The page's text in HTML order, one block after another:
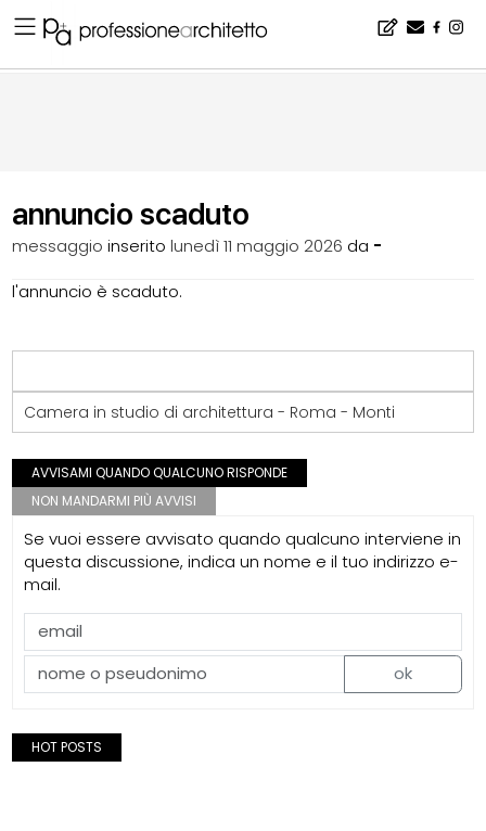
annuncio scaduto
messaggio inseritolunedì 11 maggio 2026 da -
l'annuncio è scaduto.
Camera in studio di architettura - Roma - Monti
AVVISAMI QUANDO QUALCUNO RISPONDE
NON MANDARMI PIÙ AVVISI
Se vuoi essere avvisato quando qualcuno interviene in
questa discussione, indica un nome e il tuo indirizzo e-
mail.
ok
HOT POSTS